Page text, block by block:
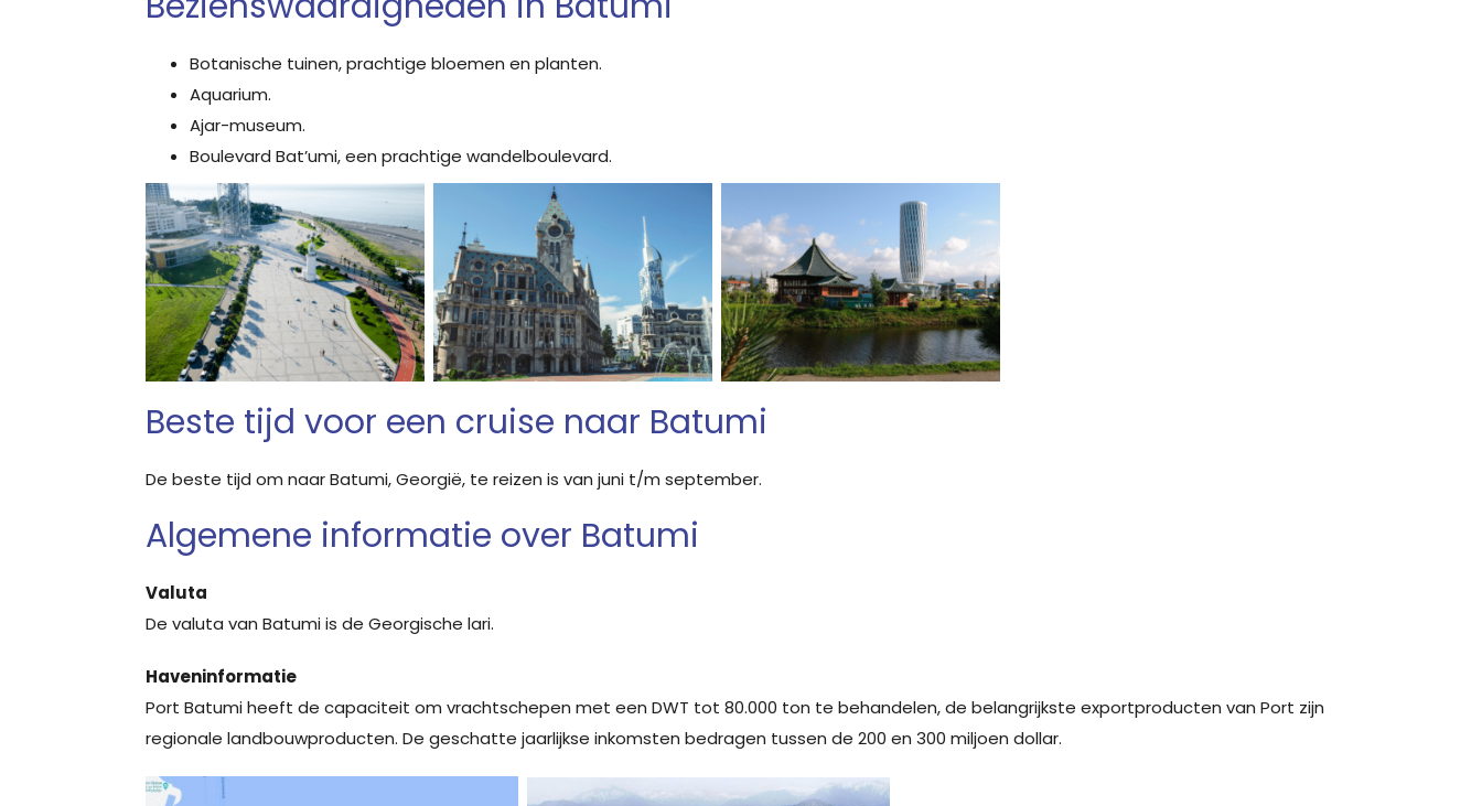
Botanische tuinen, prachtige bloemen en planten.
Aquarium.
Ajar-museum.
Boulevard Bat’umi, een prachtige wandelboulevard.
Beste tijd voor een cruise naar Batumi
De beste tijd om naar Batumi, Georgië, te reizen is van juni t/m september.
Algemene informatie over Batumi
Valuta
De valuta van Batumi is de Georgische lari.
Haveninformatie
Port Batumi heeft de capaciteit om vrachtschepen met een DWT tot 80.000 ton te behandelen, de belangrijkste exportproducten van Port zijn
regionale landbouwproducten. De geschatte jaarlijkse inkomsten bedragen tussen de 200 en 300 miljoen dollar.